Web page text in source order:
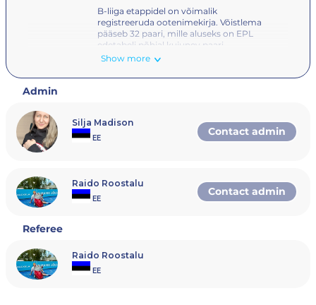
B-liiga etappidel on võimalik
registreeruda ootenimekirja. Võistlema
pääseb 32 paari, mille aluseks on EPL
edetabeli põhjal kujunev paari
edetabeli koht. Meeste edetabeli
liiga võistlusel. Sobivust kontollitakse
Osalemiseks on vaja registreeruda
olema kehtiv
Eesti Padeli Liidu mängijalitsents.
Show more
Admin
Silja Madison
EE
Contact admin
Raido Roostalu
EE
Contact admin
Referee
Raido Roostalu
EE